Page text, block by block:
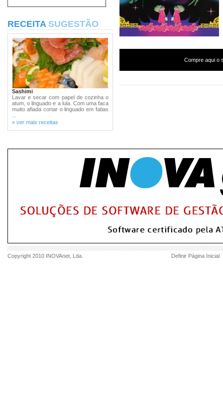
RECEITA SUGESTÃO
Sashimi
Lavar e secar com papel de cozinha o
atum, o linguado e a lula. Com uma faca
muito afiada cortar o linguado em fatias
» ver mais receitas
Compre aqui o
Copyright 2010 INOVAnet , Lda. Definir Página Inicial